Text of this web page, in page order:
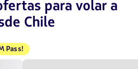
para volar a
Chile
Pass!